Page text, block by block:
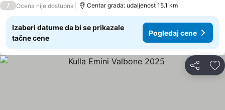
/ Ocena nije dostupna Centar grada: udaljenost 15.1 km
Izaberi datume da bi se prikazale
tačne cene
Pogledaj cene
Deli